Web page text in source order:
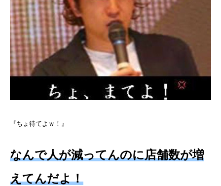
『ちょ待てよｗ！』
なんで人が減ってんのに店舗数が増
えてんだよ！